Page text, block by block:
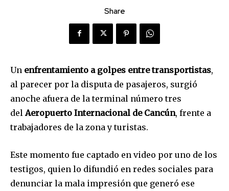
Share
Un enfrentamiento a golpes entre transportistas,
al parecer por la disputa de pasajeros, surgió
anoche afuera de la terminal número tres
del Aeropuerto Internacional de Cancún, frente a
trabajadores de la zona y turistas.
Este momento fue captado en video por uno de los
testigos, quien lo difundió en redes sociales para
denunciar la mala impresión que generó ese